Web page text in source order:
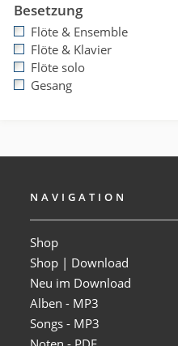
Besetzung
Flöte & Ensemble
Flöte & Klavier
Flöte solo
Gesang
NAVIGATION
Shop
Shop | Download
Neu im Download
Alben - MP3
Songs - MP3